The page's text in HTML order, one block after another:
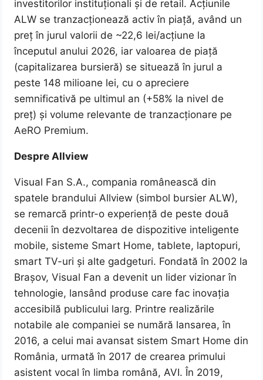
investitorilor instituționali și de retail. Acțiunile
ALW se tranzacționează activ în piață, având un
preț în jurul valorii de ~22,6 lei/acțiune la
începutul anului 2026, iar valoarea de piață
(capitalizarea bursieră) se situează în jurul a
peste 148 milioane lei, cu o apreciere
semnificativă pe ultimul an (+58% la nivel de
preț) și volume relevante de tranzacționare pe
AeRO Premium.
Despre Allview
Visual Fan S.A., compania românească din
spatele brandului Allview (simbol bursier ALW),
se remarcă printr-o experiență de peste două
decenii în dezvoltarea de dispozitive inteligente
mobile, sisteme Smart Home, tablete, laptopuri,
smart TV-uri și alte gadgeturi. Fondată în 2002 la
Brașov, Visual Fan a devenit un lider vizionar în
tehnologie, lansând produse care fac inovația
accesibilă publicului larg. Printre realizările
notabile ale companiei se numără lansarea, în
2016, a celui mai avansat sistem Smart Home din
România, urmată în 2017 de crearea primului
asistent vocal în limba română, AVI. În 2019,